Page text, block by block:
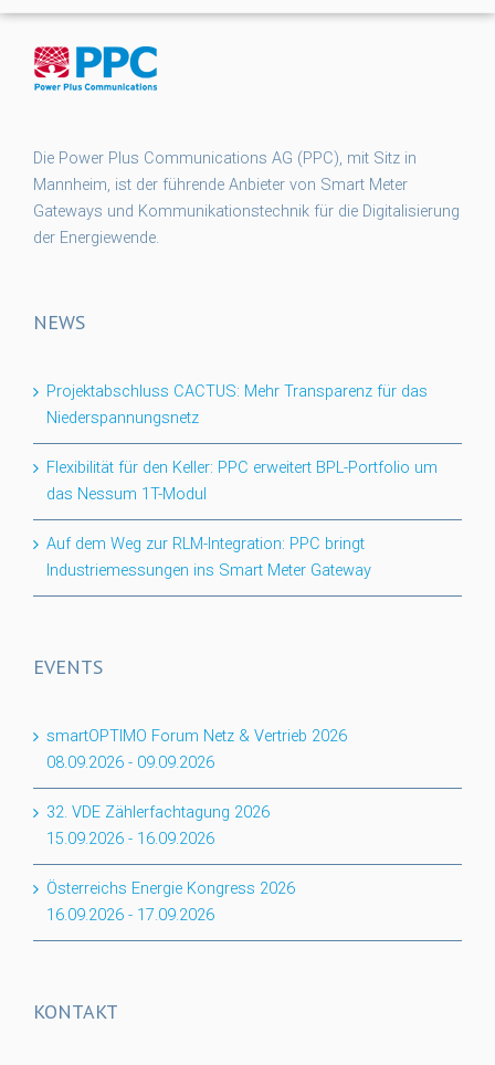
Die Power Plus Communications AG (PPC), mit Sitz in
Mannheim, ist der führende Anbieter von Smart Meter
Gateways und Kommunikationstechnik für die Digitalisierung
der Energiewende.
NEWS
Projektabschluss CACTUS: Mehr Transparenz für das
Niederspannungsnetz
Flexibilität für den Keller: PPC erweitert BPL-Portfolio um
das Nessum 1T-Modul
Auf dem Weg zur RLM-Integration: PPC bringt
Industriemessungen ins Smart Meter Gateway
EVENTS
smartOPTIMO Forum Netz & Vertrieb 2026
08.09.2026 - 09.09.2026
32. VDE Zählerfachtagung 2026
15.09.2026 - 16.09.2026
Österreichs Energie Kongress 2026
16.09.2026 - 17.09.2026
KONTAKT